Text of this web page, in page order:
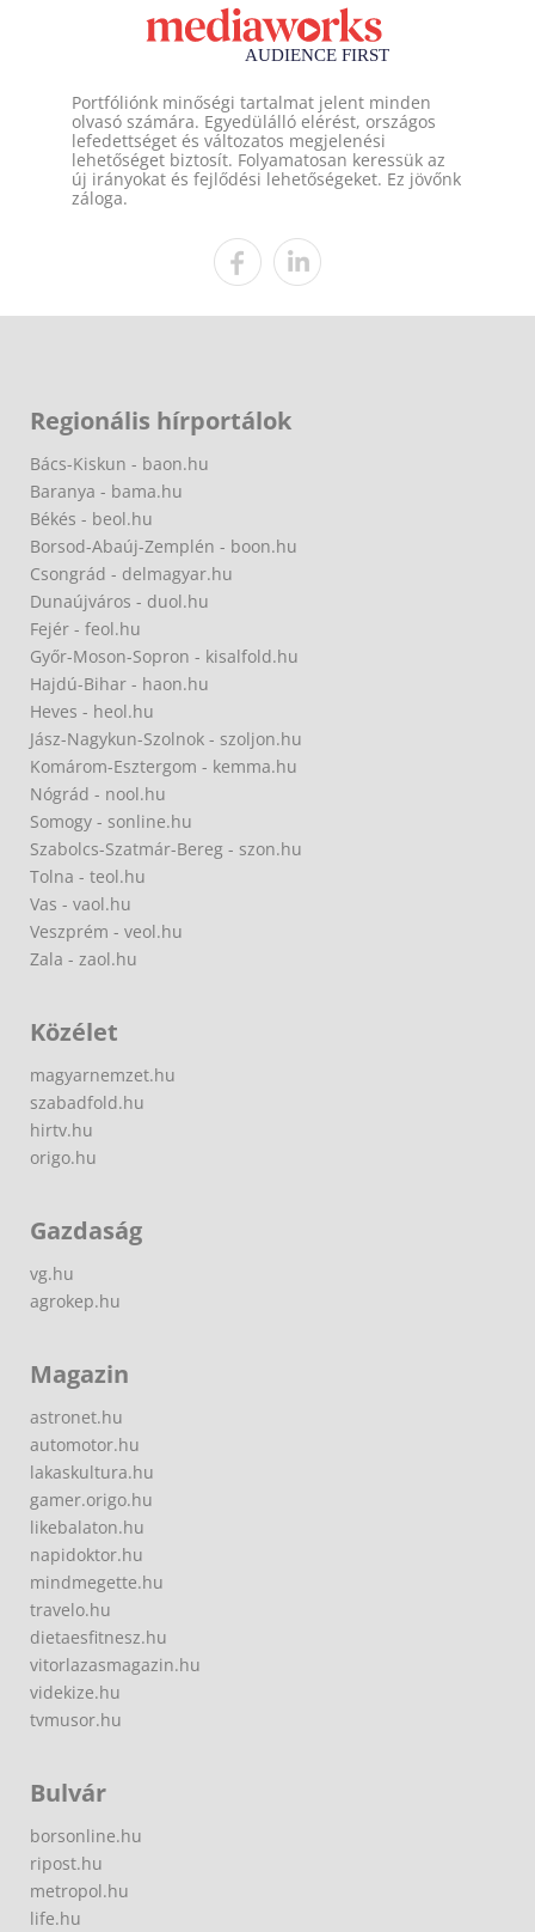
Portfóliónk minőségi tartalmat jelent minden
olvasó számára. Egyedülálló elérést, országos
lefedettséget és változatos megjelenési
lehetőséget biztosít. Folyamatosan keressük az
új irányokat és fejlődési lehetőségeket. Ez jövőnk
záloga.
Regionális hírportálok
Bács-Kiskun - baon.hu
Baranya - bama.hu
Békés - beol.hu
Borsod-Abaúj-Zemplén - boon.hu
Csongrád - delmagyar.hu
Dunaújváros - duol.hu
Fejér - feol.hu
Győr-Moson-Sopron - kisalfold.hu
Hajdú-Bihar - haon.hu
Heves - heol.hu
Jász-Nagykun-Szolnok - szoljon.hu
Komárom-Esztergom - kemma.hu
Nógrád - nool.hu
Somogy - sonline.hu
Szabolcs-Szatmár-Bereg - szon.hu
Tolna - teol.hu
Vas - vaol.hu
Veszprém - veol.hu
Zala - zaol.hu
Közélet
magyarnemzet.hu
szabadfold.hu
hirtv.hu
origo.hu
Gazdaság
vg.hu
agrokep.hu
Magazin
astronet.hu
automotor.hu
lakaskultura.hu
gamer.origo.hu
likebalaton.hu
napidoktor.hu
mindmegette.hu
travelo.hu
dietaesfitnesz.hu
vitorlazasmagazin.hu
videkize.hu
tvmusor.hu
Bulvár
borsonline.hu
ripost.hu
metropol.hu
life.hu